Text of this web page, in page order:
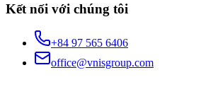
Kết nối với chúng tôi
+84 97 565 6406
office@vnisgroup.com